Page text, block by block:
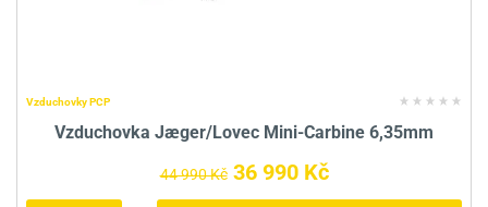
Vzduchovky PCP
Vzduchovka Jæger/Lovec Mini-Carbine 6,35mm
44 990 Kč 36 990 Kč